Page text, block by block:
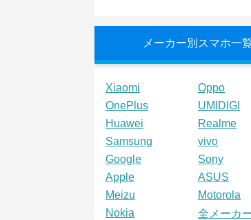
メーカー別スマホ一
Xiaomi
Oppo
OnePlus
UMIDIGI
Huawei
Realme
Samsung
vivo
Google
Sony
Apple
ASUS
Meizu
Motorola
Nokia
全メーカ